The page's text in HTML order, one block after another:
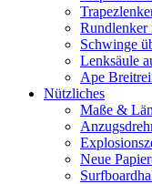
Rundlenker
Schwinge
Lenksäule
Ape
Nützliches
Maße &
Neue